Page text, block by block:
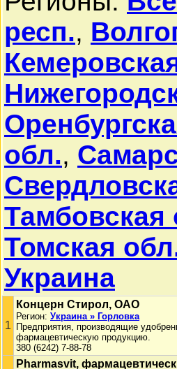
респ.,
обл.,
Тамбовская
Томская
Украина
1
Концерн Стирол, ОАО
Регион: Украина » Горловка
Предприятия, производящие
фармацевтическую продукцию.
380 (6242) 7-88-78
Pharmasvit,